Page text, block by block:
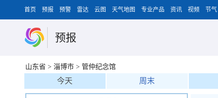
首页 预报 预警 雷达 云图 天气地图 专业产品 资讯 视频 节气
预报
山东省 > 淄博市 > 管仲纪念馆
今天 周末